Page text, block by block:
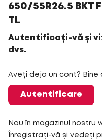
650/55R26.5 BKT
TL
Autentificați-vă și
dvs.
Aveți deja un cont? Bine
Autentificare
Nou în magazinul nostru
Înregistrați-vă și vedeți